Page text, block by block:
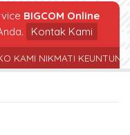
BIGCOM Online
Kontak Kami
KAMI NIKMATI